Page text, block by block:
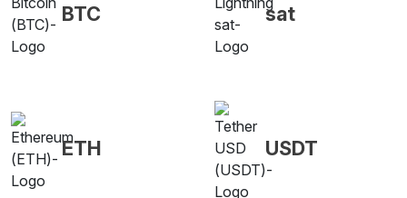
BTC sat
ETH USDT